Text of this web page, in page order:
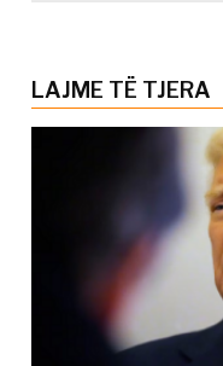
LAJME TË TJERA